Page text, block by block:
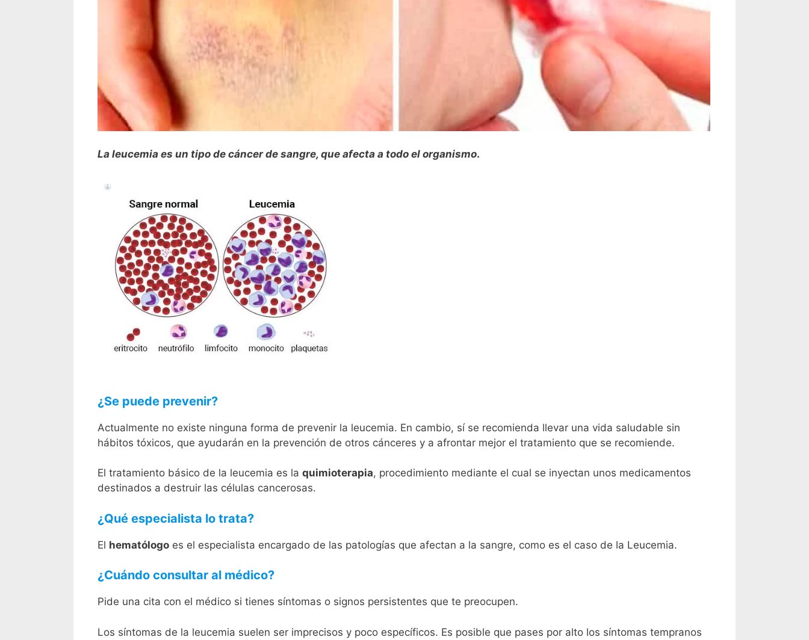
La leucemia es un tipo de cáncer de sangre, que afecta a todo el organismo.
¿Se puede prevenir?
Actualmente no existe ninguna forma de prevenir la leucemia. En cambio, sí se recomienda llevar una vida saludable sin
hábitos tóxicos, que ayudarán en la prevención de otros cánceres y a afrontar mejor el tratamiento que se recomiende.
El tratamiento básico de la leucemia es la quimioterapia, procedimiento mediante el cual se inyectan unos medicamentos
destinados a destruir las células cancerosas.
¿Qué especialista lo trata?
El hematólogo es el especialista encargado de las patologías que afectan a la sangre, como es el caso de la Leucemia.
¿Cuándo consultar al médico?
Pide una cita con el médico si tienes síntomas o signos persistentes que te preocupen.
Los síntomas de la leucemia suelen ser imprecisos y poco específicos. Es posible que pases por alto los síntomas tempranos